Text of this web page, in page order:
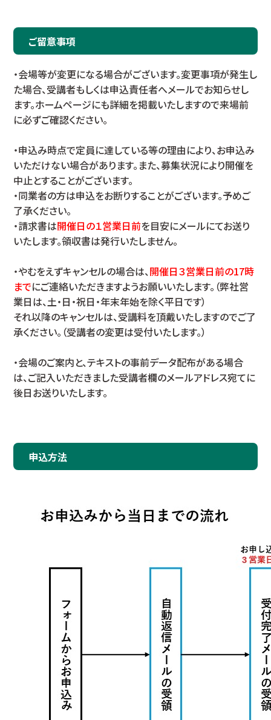
ご留意事項
・会場等が変更になる場合がございます。変更事項が発生し
た場合、受講者もしくは申込責任者へメールでお知らせし
ます。ホームページにも詳細を掲載いたしますので来場前
に必ずご確認ください。
・申込み時点で定員に達している等の理由により、お申込み
いただけない場合があります。また、募集状況により開催を
中止とすることがございます。
・同業者の方は申込をお断りすることがございます。予めご
了承ください。
・請求書は開催日の１営業日前を目安にメールにてお送り
いたします。領収書は発行いたしません。
・やむをえずキャンセルの場合は、開催日３営業日前の17時
までにご連絡いただきますようお願いいたします。（弊社営
業日は、土・日・祝日・年末年始を除く平日です）
それ以降のキャンセルは、受講料を頂戴いたしますのでご了
承ください。（受講者の変更は受付いたします。）
・会場のご案内と、テキストの事前データ配布がある場合
は、ご記入いただきました受講者欄のメールアドレス宛てに
後日お送りいたします。
申込方法